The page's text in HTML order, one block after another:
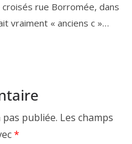
rue Borromée, dans
vrai­ment « anciens c »…
publiée. Les champs
*